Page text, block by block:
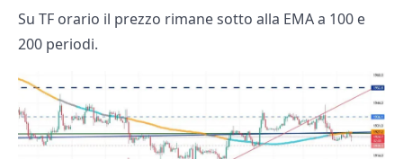
Su TF orario il prezzo rimane sotto alla EMA a 100 e
200 periodi.